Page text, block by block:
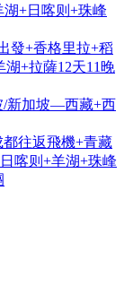
+日喀则+珠峰
發+香格里拉+稻
+拉薩12天11晚
/新加坡—西藏+西
往返飛機+青藏
喀则+羊湖+珠峰